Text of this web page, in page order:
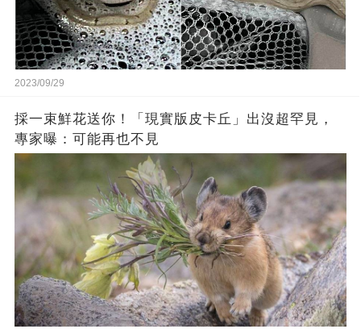
2023/09/29
採一束鮮花送你！「現實版皮卡丘」出沒超罕見，
專家曝：可能再也不見